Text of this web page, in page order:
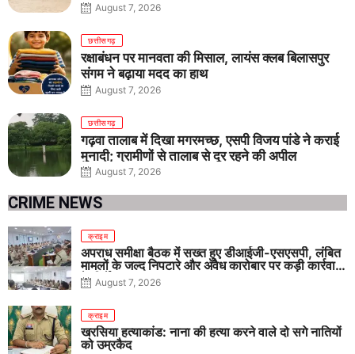
तीनों आयु वर्गों में शानदार प्रदर्शन
August 7, 2026
छत्तीसगढ़
रक्षाबंधन पर मानवता की मिसाल, लायंस क्लब बिलासपुर
संगम ने बढ़ाया मदद का हाथ
August 7, 2026
छत्तीसगढ़
गढ़वा तालाब में दिखा मगरमच्छ, एसपी विजय पांडे ने कराई
मुनादी; ग्रामीणों से तालाब से दूर रहने की अपील
August 7, 2026
CRIME NEWS
क्राइम
अपराध समीक्षा बैठक में सख्त हुए डीआईजी-एसएसपी, लंबित
मामलों के जल्द निपटारे और अवैध कारोबार पर कड़ी कार्रवाई
के निर्देश
August 7, 2026
क्राइम
खरसिया हत्याकांड: नाना की हत्या करने वाले दो सगे नातियों
को उम्रकैद